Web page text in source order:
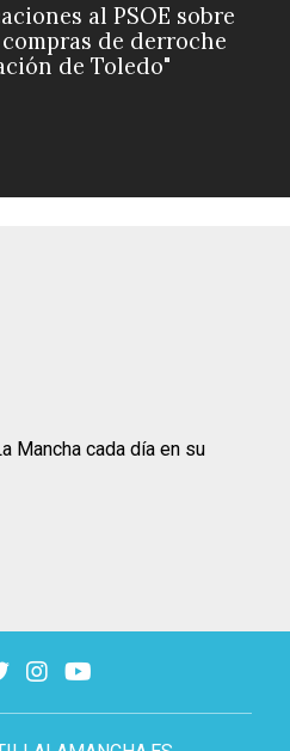
al PSOE sobre
de derroche
de Toledo"
Mancha cada día en su